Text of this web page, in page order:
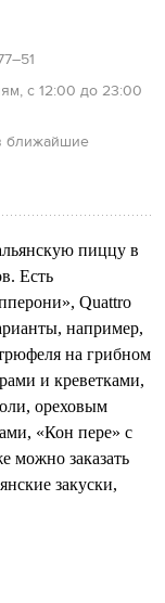
с 12:00 до 23:00
ближайшие
пиццу в
Есть
Quattro
например,
на грибном
и креветками,
ореховым
«Кон пере» с
можно заказать
закуски,